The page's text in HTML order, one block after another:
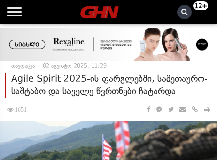
12+
თავდაცვა 02 აგვისტო 2025, 11:29
Agile Spirit 2025-ის ფარგლებში, სამეთაურო-
საშტაბო და საველე წვრთნები ჩატარდა
1651